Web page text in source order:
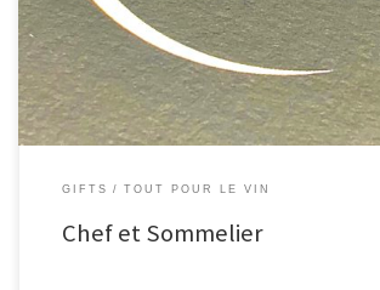
GIFTS TOUT POUR LE VIN
Chef et Sommelier